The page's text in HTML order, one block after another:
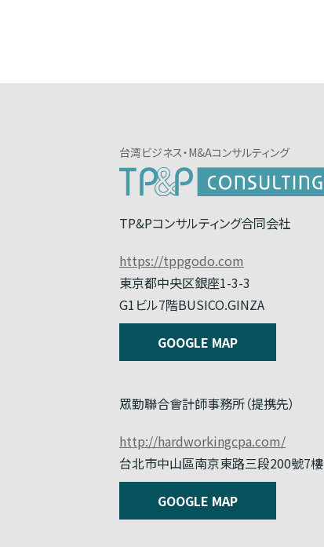
台湾ビジネス・M&Aコンサルティング
TP&Pコンサルティング合同会社
https://tppgodo.com
東京都中央区銀座1-3-3
G1ビル7階BUSICO.GINZA
GOOGLE MAP
眾勤聯合會計師事務所（提携先）
http://hardworkingcpa.com/
台北市中山區南京東路三段200號7樓
GOOGLE MAP